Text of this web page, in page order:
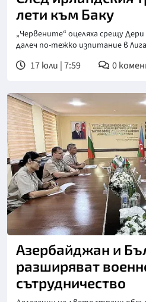
лети към Баку
„Червените“ оцеляха срещу
далеч по-тежко изпитание в
17 юли | 7:59 0
Азербайджан и
разширяват
сътрудничество